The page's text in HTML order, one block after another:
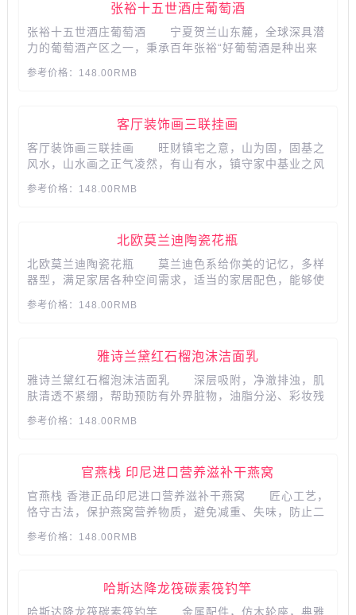
张裕十五世酒庄葡萄酒
张裕十五世酒庄葡萄酒 宁夏贺兰山东麓，全球深具潜
力的葡萄酒产区之一，秉承百年张裕“好葡萄酒是种出来
和，多层次的香味，分层释放...
参考价格：148.00RMB
客厅装饰画三联挂画
客厅装饰画三联挂画 旺财镇宅之意，山为固，固基之
风水，山水画之正气凌然，有山有水，镇守家中基业之风
水之境，禅意之间，在室内如置身山水间，悠然写意，雅
参考价格：148.00RMB
北欧莫兰迪陶瓷花瓶
北欧莫兰迪陶瓷花瓶 莫兰迪色系给你美的记忆，多样
器型，满足家居各种空间需求，适当的家居配色，能够使
参考价格：148.00RMB
雅诗兰黛红石榴泡沫洁面乳
雅诗兰黛红石榴泡沫洁面乳 深层吸附，净澈排浊，肌
肤清透不紧绷，帮助预防有外界脏物，油脂分泌、彩妆残
参考价格：148.00RMB
官燕栈 印尼进口营养滋补干燕窝
官燕栈 香港正品印尼进口营养滋补干燕窝 匠心工艺，
恪守古法，保护燕窝营养物质，避免减重、失味，防止二
参考价格：148.00RMB
哈斯达降龙筏碳素筏钓竿
哈斯达降龙筏碳素筏钓竿 金属配件，仿木轮座，典雅